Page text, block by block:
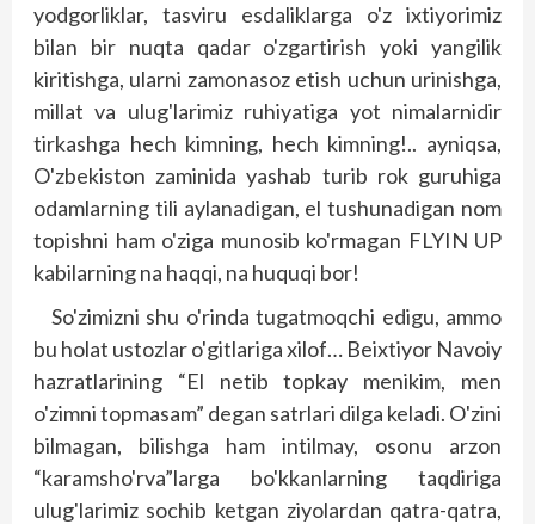
yodgorliklar, tasviru esdaliklarga o'z ixtiyorimiz
bilan bir nuqta qadar o'zgartirish yoki yangilik
kiritishga, ularni zamonasoz etish uchun urinishga,
millat va ulug'larimiz ruhiyatiga yot nimalarnidir
tirkashga hech kimning, hech kimning!.. ayniqsa,
O'zbekiston zaminida yashab turib rok guruhiga
odamlarning tili aylanadigan, el tushunadigan nom
topishni ham o'ziga munosib ko'rmagan FLYIN UP
kabilarning na haqqi, na huquqi bor!
So'zimizni shu o'rinda tugatmoqchi edigu, ammo
bu holat ustozlar o'gitlariga xilof… Beixtiyor Navoiy
hazratlarining “El netib topkay menikim, men
o'zimni topmasam” degan satrlari dilga keladi. O'zini
bilmagan, bilishga ham intilmay, osonu arzon
“karamsho'rva”larga bo'k­kanlarning taqdiriga
ulug'larimiz sochib ketgan ziyolardan qat­ra-qatra,